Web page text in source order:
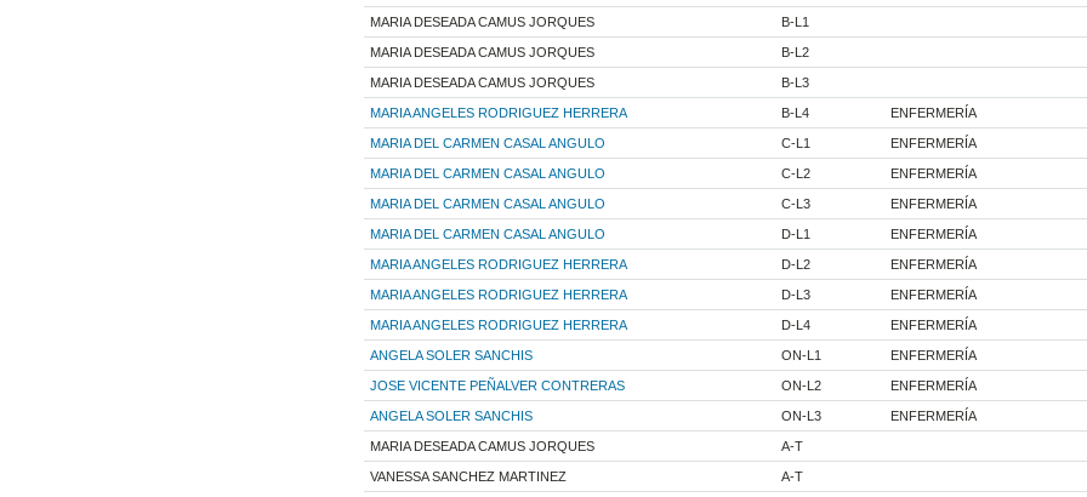
MARIA DESEADA CAMUS JORQUES B-L1
MARIA DESEADA CAMUS JORQUES B-L2
MARIA DESEADA CAMUS JORQUES B-L3
MARIA ANGELES RODRIGUEZ HERRERA B-L4 ENFERMERÍA
MARIA DEL CARMEN CASAL ANGULO C-L1 ENFERMERÍA
MARIA DEL CARMEN CASAL ANGULO C-L2 ENFERMERÍA
MARIA DEL CARMEN CASAL ANGULO C-L3 ENFERMERÍA
MARIA DEL CARMEN CASAL ANGULO D-L1 ENFERMERÍA
MARIA ANGELES RODRIGUEZ HERRERA D-L2 ENFERMERÍA
MARIA ANGELES RODRIGUEZ HERRERA D-L3 ENFERMERÍA
MARIA ANGELES RODRIGUEZ HERRERA D-L4 ENFERMERÍA
ANGELA SOLER SANCHIS ON-L1 ENFERMERÍA
JOSE VICENTE PEÑALVER CONTRERAS ON-L2 ENFERMERÍA
ANGELA SOLER SANCHIS ON-L3 ENFERMERÍA
MARIA DESEADA CAMUS JORQUES A-T
VANESSA SANCHEZ MARTINEZ A-T